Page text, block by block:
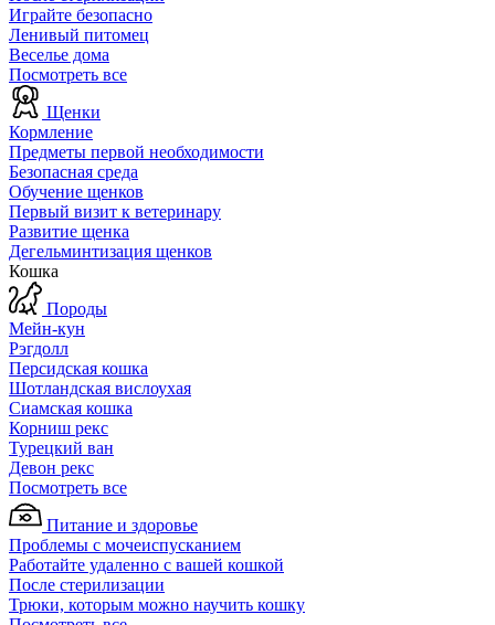
Играйте безопасно
Ленивый питомец
Веселье дома
Посмотреть все
Щенки
Кормление
Предметы первой необходимости
Безопасная среда
Обучение щенков
Первый визит к ветеринару
Развитие щенка
Дегельминтизация щенков
Кошка
Породы
Мейн-кун
Рэгдолл
Персидская кошка
Шотландская вислоухая
Сиамская кошка
Корниш рекс
Турецкий ван
Девон рекс
Посмотреть все
Питание и здоровье
Проблемы с мочеиспусканием
Работайте удаленно с вашей кошкой
После стерилизации
Трюки, которым можно научить кошку